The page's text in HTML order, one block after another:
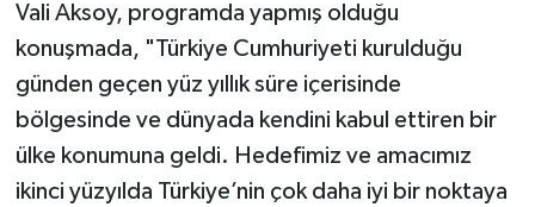
Vali Aksoy, programda yapmış olduğu
konuşmada, "Türkiye Cumhuriyeti kurulduğu
günden geçen yüz yıllık süre içerisinde
bölgesinde ve dünyada kendini kabul ettiren bir
ülke konumuna geldi. Hedefimiz ve amacımız
ikinci yüzyılda Türkiye’nin çok daha iyi bir noktaya